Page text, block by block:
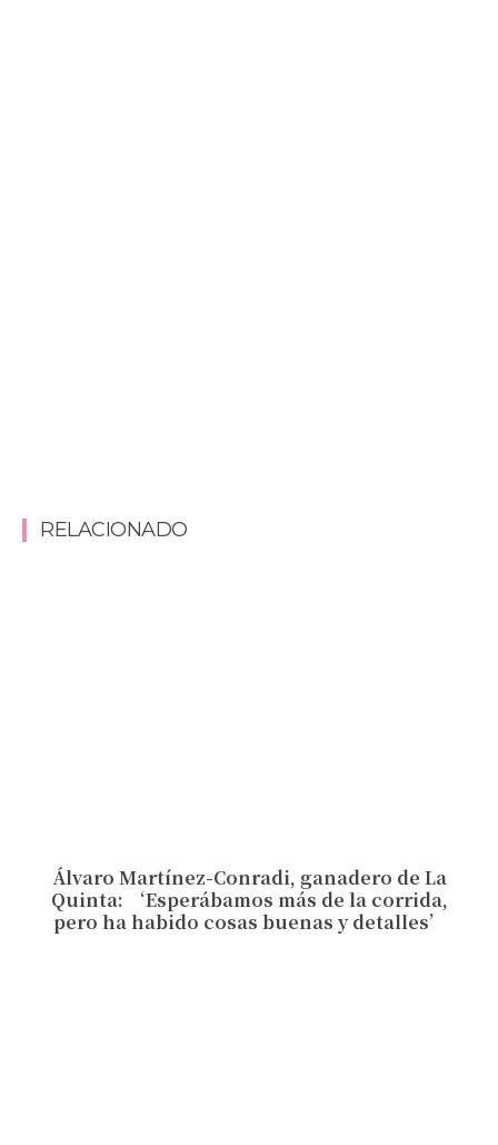
RELACIONADO
Álvaro Martínez-Conradi, ganadero de La
Quinta: ‘Esperábamos más de la corrida,
pero ha habido cosas buenas y detalles’